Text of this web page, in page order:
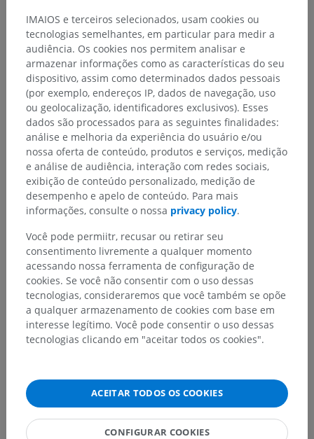
IMAIOS e terceiros selecionados, usam cookies ou
tecnologias semelhantes, em particular para medir a
audiência. Os cookies nos permitem analisar e
armazenar informações como as características do seu
dispositivo, assim como determinados dados pessoais
(por exemplo, endereços IP, dados de navegação, uso
ou geolocalização, identificadores exclusivos). Esses
dados são processados para as seguintes finalidades:
análise e melhoria da experiência do usuário e/ou
nossa oferta de conteúdo, produtos e serviços, medição
e análise de audiência, interação com redes sociais,
exibição de conteúdo personalizado, medição de
desempenho e apelo de conteúdo. Para mais
informações, consulte o nossa privacy policy.
Você pode permiitr, recusar ou retirar seu
consentimento livremente a qualquer momento
acessando nossa ferramenta de configuração de
cookies. Se você não consentir com o uso dessas
tecnologias, consideraremos que você também se opõe
a qualquer armazenamento de cookies com base em
interesse legítimo. Você pode consentir o uso dessas
tecnologias clicando em "aceitar todos os cookies".
ACEITAR TODOS OS COOKIES
CONFIGURAR COOKIES